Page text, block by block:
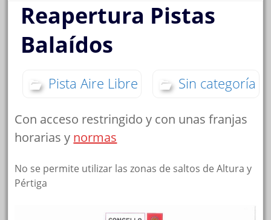
Reapertura Pistas
Balaídos
Pista Aire Libre Sin categoría
Con acceso restringido y con unas franjas
horarias y normas
No se permite utilizar las zonas de saltos de Altura y
Pértiga